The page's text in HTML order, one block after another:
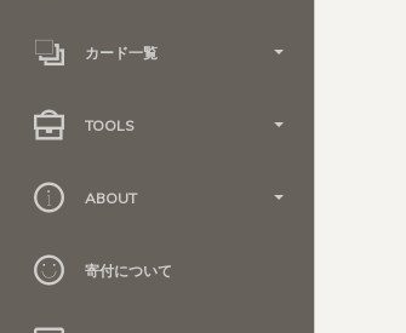
カード一覧
TOOLS
ABOUT
寄付について